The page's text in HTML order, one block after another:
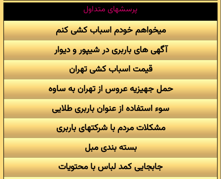
پرسشهای متداول
میخواهم خودم اسباب کشی کنم
آگهی های باربری در شیپور و دیوار
قیمت اسباب کشی تهران
حمل جهیزیه عروس از تهران به ساوه
سوء استفاده از عنوان باربری طلایی
مشکلات مردم با شرکتهای باربری
بسته بندی مبل
جابجایی کمد لباس با محتویات